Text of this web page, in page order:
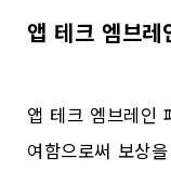
앱 테크 엠브레
앱 테크 엠브레인
여함으로써 보상